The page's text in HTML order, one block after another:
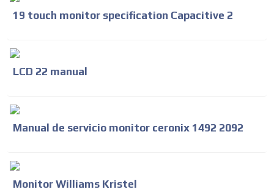
19 touch monitor specification Capacitive 2
LCD 22 manual
Manual de servicio monitor ceronix 1492 2092
Monitor Williams Kristel